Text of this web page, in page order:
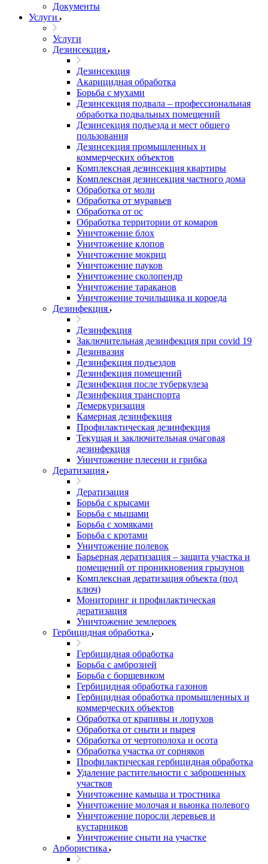
Документы
Услуги
Услуги
Дезинсекция
Дезинсекция
Акарицидная обработка
Борьба с мухами
Дезинсекция подвала – профессиональная
обработка подвальных помещений
Дезинсекция подъезда и мест общего
пользования
Дезинсекция промышленных и
коммерческих объектов
Комплексная дезинсекция квартиры
Комплексная дезинсекция частного дома
Обработка от моли
Обработка от муравьев
Обработка от ос
Обработка территории от комаров
Уничтожение блох
Уничтожение клопов
Уничтожение мокриц
Уничтожение пауков
Уничтожение сколопендр
Уничтожение тараканов
Уничтожение точильщика и короеда
Дезинфекция
Дезинфекция
Заключительная дезинфекция при covid 19
Дезинвазия
Дезинфекция подъездов
Дезинфекция помещений
Дезинфекция после туберкулеза
Дезинфекция транспорта
Демеркуризация
Камерная дезинфекция
Профилактическая дезинфекция
Текущая и заключительная очаговая
дезинфекция
Уничтожение плесени и грибка
Дератизация
Дератизация
Борьба с крысами
Борьба с мышами
Борьба с хомяками
Борьба с кротами
Уничтожение полевок
Барьерная дератизация – защита участка и
помещений от проникновения грызунов
Комплексная дератизация объекта (под
ключ)
Мониторинг и профилактическая
дератизация
Уничтожение землероек
Гербицидная обработка
Гербицидная обработка
Борьба с амброзией
Борьба с борщевиком
Гербицидная обработка газонов
Гербицидная обработка промышленных и
коммерческих объектов
Обработка от крапивы и лопухов
Обработка от сныти и пырея
Обработка от чертополоха и осота
Обработка участка от сорняков
Профилактическая гербицидная обработка
Удаление растительности с заброшенных
участков
Уничтожение камыша и тростника
Уничтожение молочая и вьюнка полевого
Уничтожение поросли деревьев и
кустарников
Уничтожение сныти на участке
Арбористика